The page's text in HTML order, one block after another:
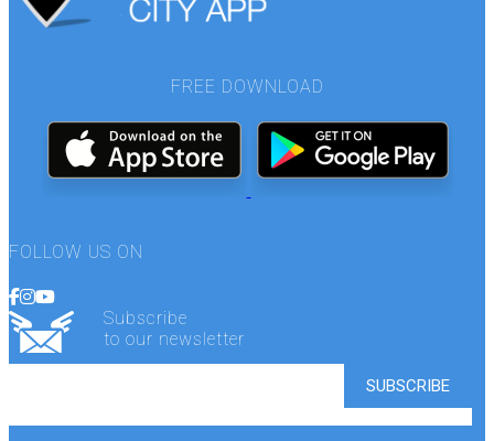
FREE DOWNLOAD
FOLLOW US ON
Subscribe
to our newsletter